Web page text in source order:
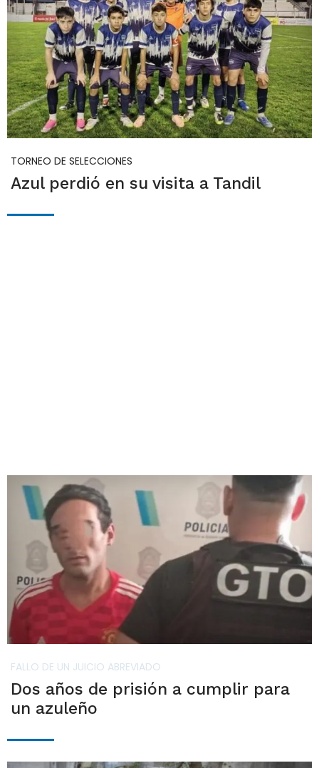
TORNEO DE SELECCIONES
Azul perdió en su visita a Tandil
FALLO DE UN JUICIO ABREVIADO
Dos años de prisión a cumplir para
un azuleño